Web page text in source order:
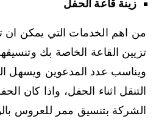
زينة قاعة الحفل
من اهم الخدمات التي يمكن ان
تزيين القاعة الخاصة بك
ويناسب عدد المدعوين ويسهل
التنقل اثناء الحفل، واذا كان
الشركة بتنسيق ممر للعروس